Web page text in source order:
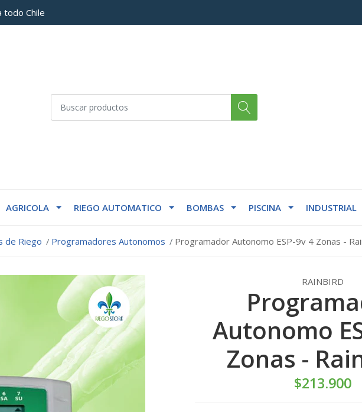
todo Chile
AGRICOLA RIEGO AUTOMATICO BOMBAS PISCINA INDUSTRIAL
de Riego Programadores Autonomos Programador Autonomo ESP-9v 4 Zonas -
RAINBIRD
Autonomo
Zonas -
$213.900